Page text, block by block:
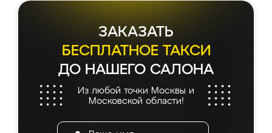
ЗАКАЗАТЬ
БЕСПЛАТНОЕ ТАКСИ
ДО НАШЕГО САЛОНА
Из любой точки Москвы и
Московской области!